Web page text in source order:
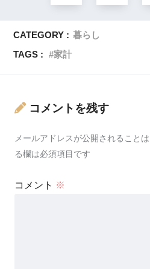
CATEGORY : 暮らし
TAGS :
家計
コメントを残す
メールアドレスが公開されることは
る欄は必須項目です
コメント ※